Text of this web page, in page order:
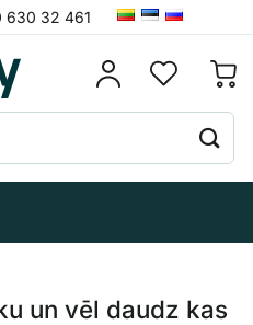
630 32 461
un vēl daudz kas